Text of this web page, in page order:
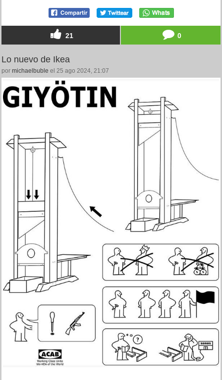
21 0
Lo nuevo de Ikea
por michaelbuble el 25 ago 2024, 21:07